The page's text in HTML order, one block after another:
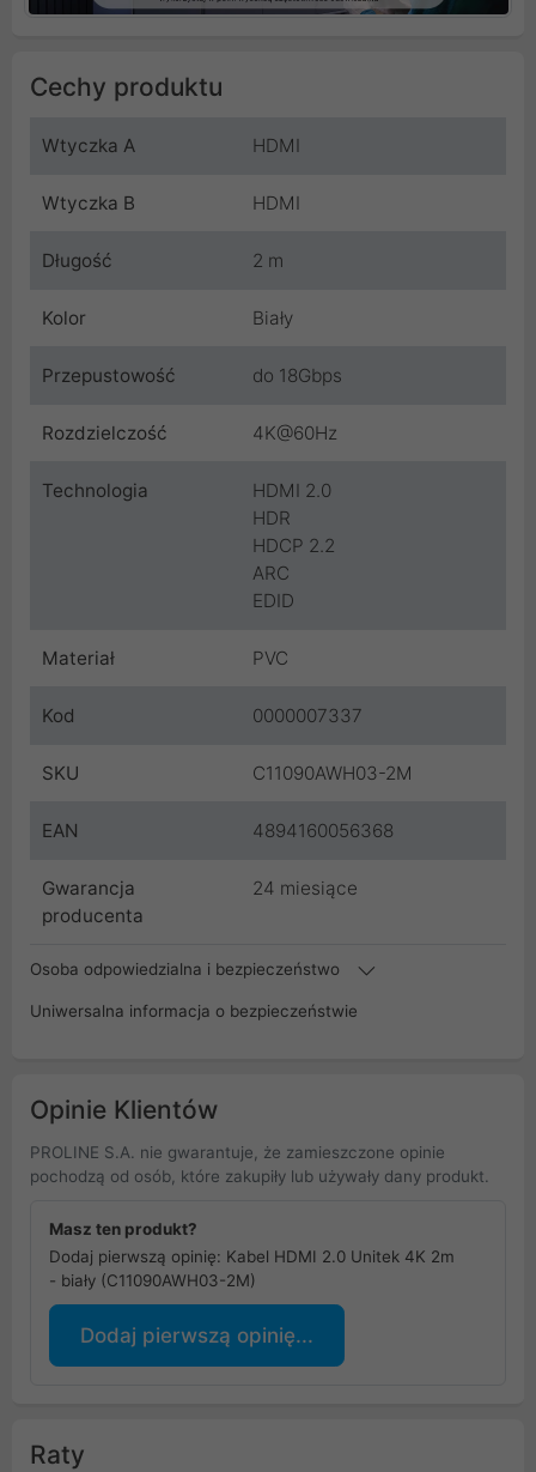
Cechy produktu
Wtyczka A HDMI
Wtyczka B HDMI
Długość 2 m
Kolor Biały
Przepustowość do 18Gbps
Rozdzielczość 4K@60Hz
Technologia
HDMI 2.0
HDR
HDCP 2.2
ARC
EDID
Materiał PVC
Kod 0000007337
SKU C11090AWH03-2M
EAN 4894160056368
Gwarancja
producenta
24 miesiące
Osoba odpowiedzialna i bezpieczeństwo
Uniwersalna informacja o bezpieczeństwie
Opinie Klientów
PROLINE S.A. nie gwarantuje, że zamieszczone opinie
pochodzą od osób, które zakupiły lub używały dany produkt.
Masz ten produkt?
Dodaj pierwszą opinię: Kabel HDMI 2.0 Unitek 4K 2m
- biały (C11090AWH03-2M)
Dodaj pierwszą opinię...
Raty